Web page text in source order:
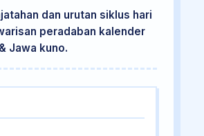
dan urutan siklus hari
peradaban kalender
Jawa kuno.